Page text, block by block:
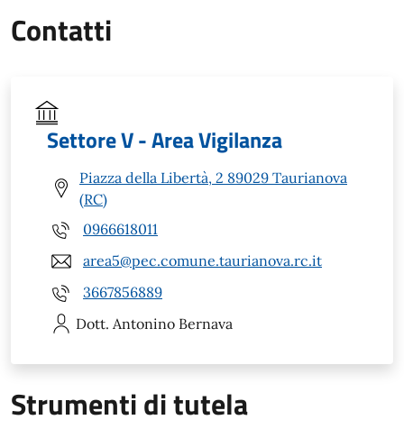
Contatti
Settore V - Area Vigilanza
Piazza della Libertà, 2 89029 Taurianova
(RC)
0966618011
area5@pec.comune.taurianova.rc.it
3667856889
Dott. Antonino Bernava
Strumenti di tutela